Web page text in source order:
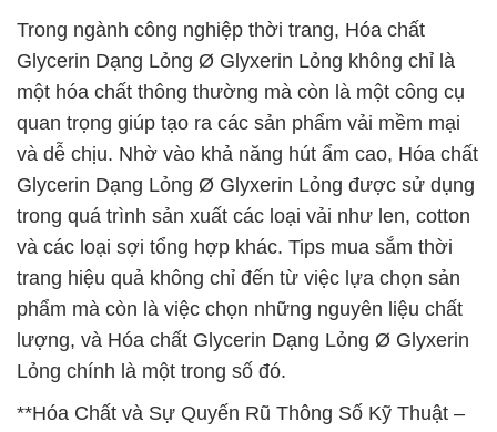
Trong ngành công nghiệp thời trang, Hóa chất
Glycerin Dạng Lỏng Ø Glyxerin Lỏng không chỉ là
một hóa chất thông thường mà còn là một công cụ
quan trọng giúp tạo ra các sản phẩm vải mềm mại
và dễ chịu. Nhờ vào khả năng hút ẩm cao, Hóa chất
Glycerin Dạng Lỏng Ø Glyxerin Lỏng được sử dụng
trong quá trình sản xuất các loại vải như len, cotton
và các loại sợi tổng hợp khác. Tips mua sắm thời
trang hiệu quả không chỉ đến từ việc lựa chọn sản
phẩm mà còn là việc chọn những nguyên liệu chất
lượng, và Hóa chất Glycerin Dạng Lỏng Ø Glyxerin
Lỏng chính là một trong số đó.
**Hóa Chất và Sự Quyến Rũ Thông Số Kỹ Thuật –